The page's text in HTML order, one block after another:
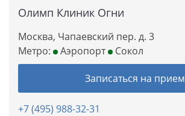
Олимп Клиник Огни
Москва, Чапаевский пер. д. 3
Метро:
Аэропорт Сокол
Записаться на прием
+7 (495) 988-32-31